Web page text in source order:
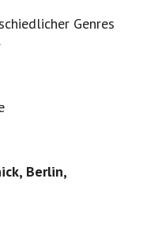
Genres
Berlin,